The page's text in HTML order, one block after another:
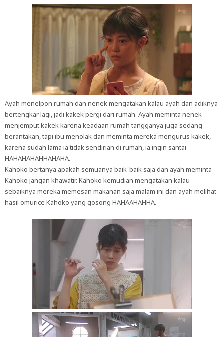
Ayah menelpon rumah dan nenek mengatakan kalau ayah dan adiknya
bertengkar lagi, jadi kakek pergi dari rumah. Ayah meminta nenek
menjemput kakek karena keadaan rumah tangganya juga sedang
berantakan, tapi ibu menolak dan meminta mereka mengurus kakek,
karena sudah lama ia tidak sendirian di rumah, ia ingin santai
HAHAHAHAHHAHAHA.
Kahoko bertanya apakah semuanya baik-baik saja dan ayah meminta
Kahoko jangan khawatir. Kahoko kemudian mengatakan kalau
sebaiknya mereka memesan makanan saja malam ini dan ayah melihat
hasil omurice Kahoko yang gosong HAHAAHAHHA.